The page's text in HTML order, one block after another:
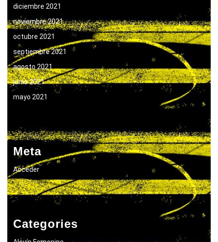
diciembre 2021
noviembre 2021
octubre 2021
septiembre 2021
agosto 2021
junio 2021
mayo 2021
Meta
Acceder
Categories